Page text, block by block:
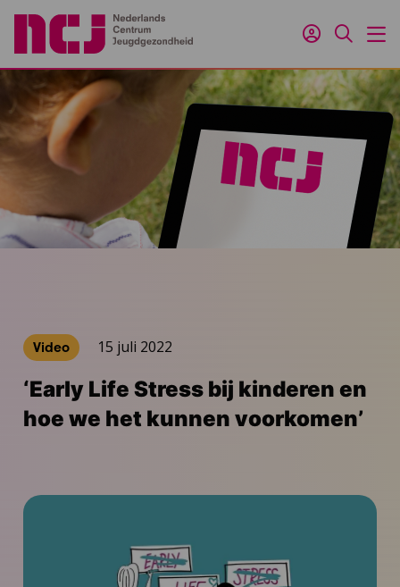
Inloggen
Zoeken
Video 15 juli 2022
‘Early Life Stress bij kinderen en
hoe we het kunnen voorkomen’